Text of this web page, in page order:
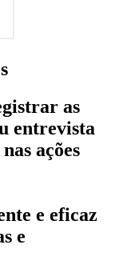
as
entrevista
ações
e eficaz
e